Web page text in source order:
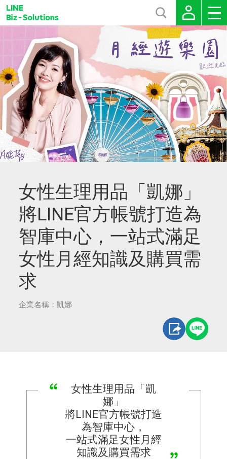
女性生理用品「凱娜」
將LINE官方帳號打造為
智庫中心，一站式滿足
女性月經知識及購買需
求
企業名稱：凱娜
女性生理用品「凱
娜」
將LINE官方帳號打造
為智庫中心，
一站式滿足女性月經
知識及購買需求